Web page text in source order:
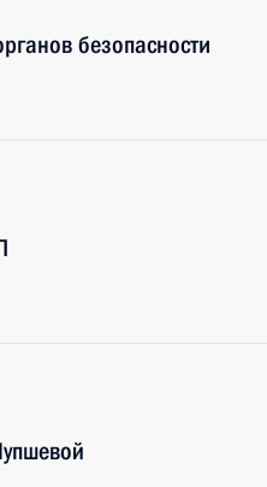
безопасности